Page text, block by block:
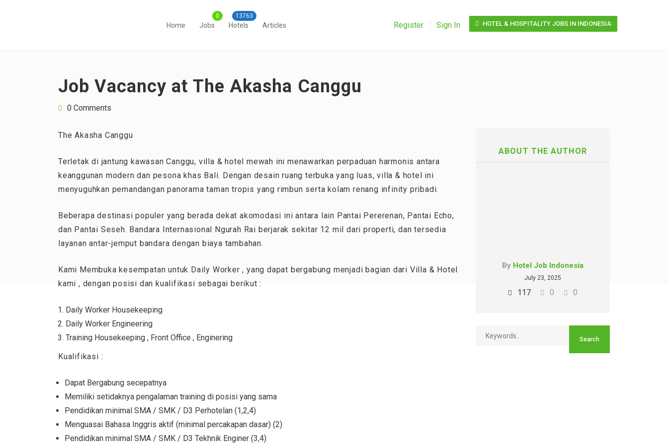
Home Jobs Hotels Articles Register Sign In HOTEL & HOSPITALITY JOBS IN INDONESIA
Job Vacancy at The Akasha Canggu
0 Comments
The Akasha Canggu
Terletak di jantung kawasan Canggu, villa & hotel mewah ini menawarkan perpaduan harmonis antara
keanggunan modern dan pesona khas Bali. Dengan desain ruang terbuka yang luas, villa & hotel ini
menyuguhkan pemandangan panorama taman tropis yang rimbun serta kolam renang infinity pribadi.
Beberapa destinasi populer yang berada dekat akomodasi ini antara lain Pantai Pererenan, Pantai Echo,
dan Pantai Seseh. Bandara Internasional Ngurah Rai berjarak sekitar 12 mil dari properti, dan tersedia
layanan antar-jemput bandara dengan biaya tambahan.
Kami Membuka kesempatan untuk Daily Worker , yang dapat bergabung menjadi bagian dari Villa & Hotel
kami , dengan posisi dan kualifikasi sebagai berikut :
Daily Worker Housekeeping
Daily Worker Engineering
Training Housekeeping , Front Office , Enginering
Kualifikasi :
Dapat Bergabung secepatnya
Memiliki setidaknya pengalaman training di posisi yang sama
Pendidikan minimal SMA / SMK / D3 Perhotelan (1,2,4)
Menguasai Bahasa Inggris aktif (minimal percakapan dasar) (2)
Pendidikan minimal SMA / SMK / D3 Tekhnik Enginer (3,4)
ABOUT THE AUTHOR
By Hotel Job Indonesia
July 23, 2025
117 0 0